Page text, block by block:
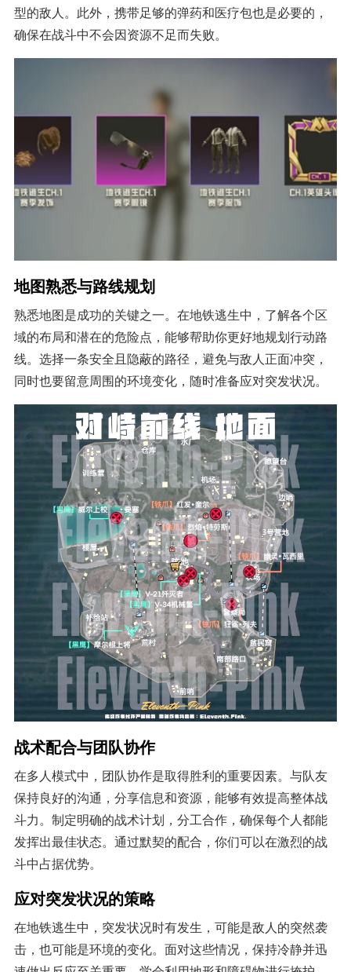
型的敌人。此外，携带足够的弹药和医疗包也是必要的，
确保在战斗中不会因资源不足而失败。
地图熟悉与路线规划
熟悉地图是成功的关键之一。在地铁逃生中，了解各个区
域的布局和潜在的危险点，能够帮助你更好地规划行动路
线。选择一条安全且隐蔽的路径，避免与敌人正面冲突，
同时也要留意周围的环境变化，随时准备应对突发状况。
战术配合与团队协作
在多人模式中，团队协作是取得胜利的重要因素。与队友
保持良好的沟通，分享信息和资源，能够有效提高整体战
斗力。制定明确的战术计划，分工合作，确保每个人都能
发挥出最佳状态。通过默契的配合，你们可以在激烈的战
斗中占据优势。
应对突发状况的策略
在地铁逃生中，突发状况时有发生，可能是敌人的突然袭
击，也可能是环境的变化。面对这些情况，保持冷静并迅